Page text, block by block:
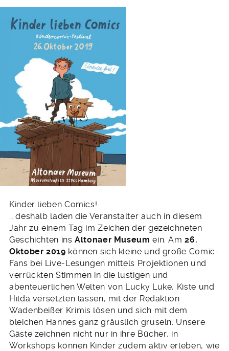
Kinder lieben Comics!
… deshalb laden die Veranstalter auch in diesem
Jahr zu einem Tag im Zeichen der gezeichneten
Geschichten insAltonaer Museum ein. Am26.
Oktober 2019 können sich kleine und große Comic-
Fans bei Live-Lesungen mittels Projektionen und
verrückten Stimmen in die lustigen und
abenteuerlichen Welten von Lucky Luke, Kiste und
Hilda versetzten lassen, mit der Redaktion
Wadenbeißer Krimis lösen und sich mit dem
bleichen Hannes ganz gräuslich gruseln. Unsere
Gäste zeichnen nicht nur in ihre Bücher, in
Workshops können Kinder zudem aktiv erleben, wie